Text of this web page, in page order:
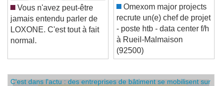
Vous n'avez peut-être
jamais entendu parler de
LOXONE. C'est tout à fait
normal.
Omexom major projects
recrute un(e) chef de projet
- poste htb - data center f/h
à Rueil-Malmaison
(92500)
C'est dans l'actu : des entreprises de bâtiment se mobilisent sur